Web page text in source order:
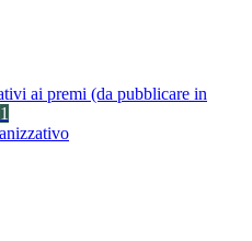
ai premi (da pubblicare in
1